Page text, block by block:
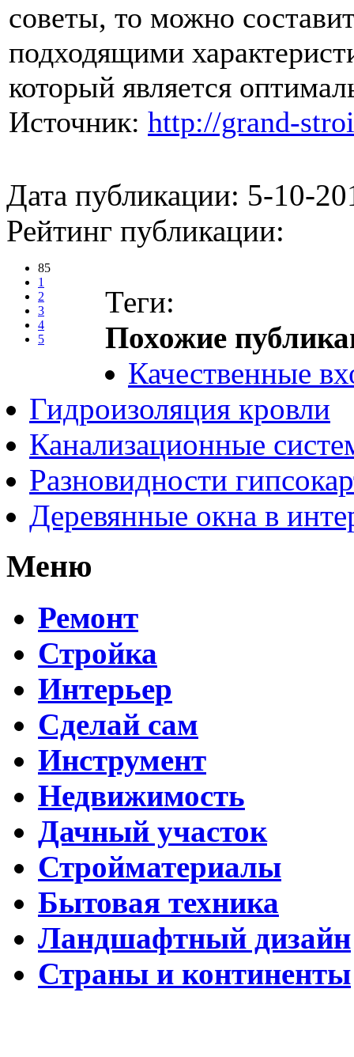
советы, то можно
подходящими
который является
Источник: http://grand-
Дата публикации: 5-10-
Рейтинг публикации:
85
1
2
3
4
5
Теги:
Похожие
Качественные
Гидроизоляция кровли
Канализационные
Разновидности
Деревянные окна в
Меню
Ремонт
Стройка
Интерьер
Сделай сам
Инструмент
Недвижимость
Дачный участок
Стройматериалы
Бытовая техника
Ландшафтный дизайн
Страны и континенты